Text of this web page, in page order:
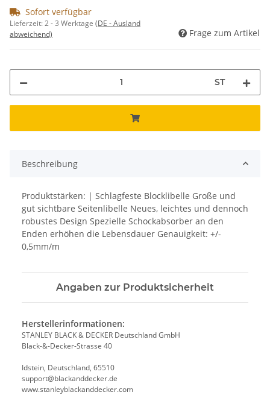
Sofort verfügbar
Lieferzeit:2 - 3 Werktage (DE - Ausland
abweichend)
Frage zum Artikel
ST
Beschreibung
Produktstärken: | Schlagfeste Blocklibelle Große und
gut sichtbare Seitenlibelle Neues, leichtes und dennoch
robustes Design Spezielle Schockabsorber an den
Enden erhöhen die Lebensdauer Genauigkeit: +/-
0,5mm/m
Angaben zur Produktsicherheit
Herstellerinformationen:
STANLEY BLACK & DECKER Deutschland GmbH
Black-&-Decker-Strasse 40
Idstein, Deutschland, 65510
support@blackanddecker.de
www.stanleyblackanddecker.com